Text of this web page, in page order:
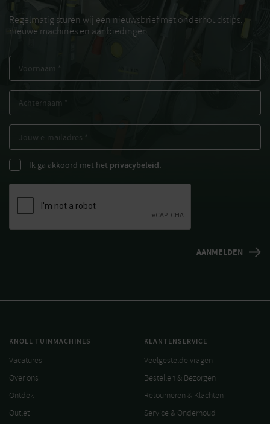
Regelmatig sturen wij een nieuwsbrief met onderhoudstips,
nieuwe machines en aanbiedingen
Ik ga akkoord met het privacybeleid.
KNOLL TUINMACHINES
Vacatures
Over ons
Ontdek
Outlet
KLANTENSERVICE
Veelgestelde vragen
Bestellen & Bezorgen
Retourneren & Klachten
Service & Onderhoud